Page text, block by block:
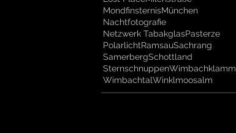
MondfinsternisMünchen
Nachtfotografie
Netzwerk TabakglasPasterze
PolarlichtRamsauSachrang
SamerbergSchottland
SternschnuppenWimbachklamm
WimbachtalWinklmoosalm